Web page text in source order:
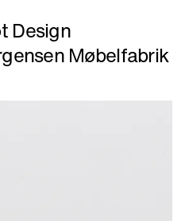
Design
Møbelfabrik